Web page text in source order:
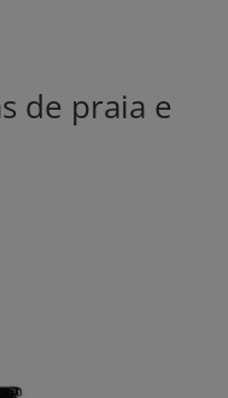
de praia e